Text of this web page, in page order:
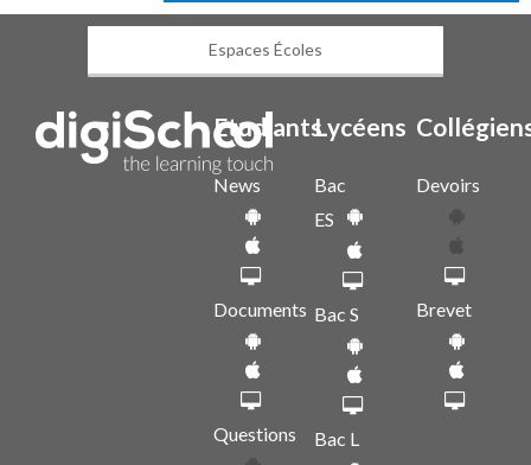
Espaces Écoles
Etudiants
News
Documents
Questions
Lycéens
Bac
ES
Bac S
Bac L
Devoirs
Brevet